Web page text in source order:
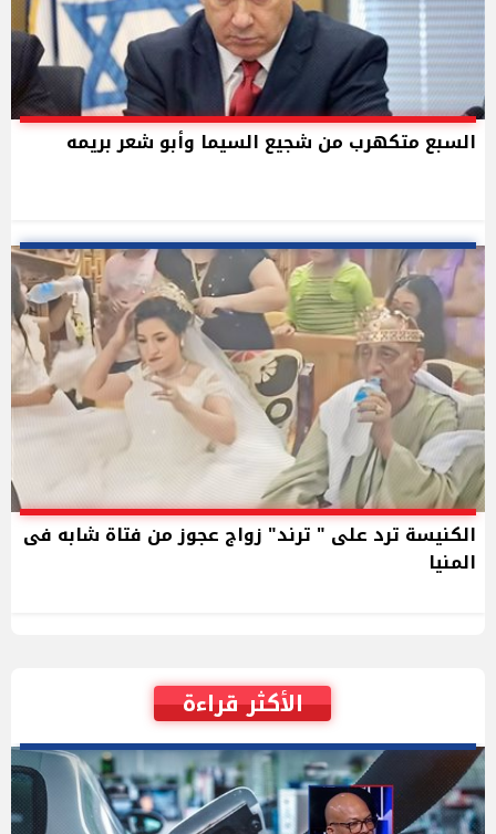
السبع متكهرب من شجيع السيما وأبو شعر بريمه
الكنيسة ترد على " ترند" زواج عجوز من فتاة شابه فى
المنيا
الأكثر قراءة